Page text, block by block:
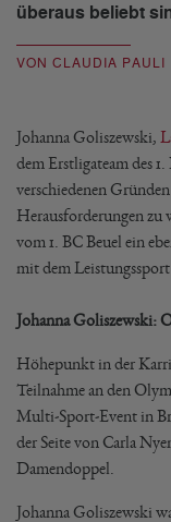
überaus beliebt
VON CLAUDIA PAULI
Johanna Goliszewski,
dem Erstligateam des
verschiedenen
Herausforderungen zu
vom 1. BC Beuel ein
mit dem Leistungssport
Johanna Goliszewski:
Höhepunkt in der
Teilnahme an den
Multi-Sport-Event in
der Seite von Carla
Damendoppel.
Johanna Goliszewski